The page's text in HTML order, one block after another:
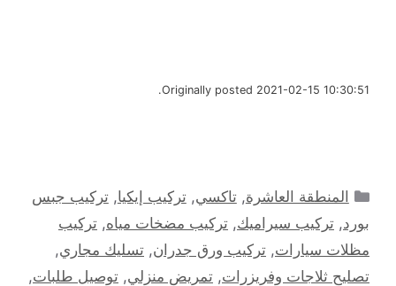
Originally posted 2021-02-15 10:30:51.
التصنيفات
المنطقة العاشرة,تاكسي,تركيب إيكيا,تركيب جبس
بورد, تركيب سيراميك, تركيب مضخات مياه, تركيب
مظلات سيارات, تركيب ورق جدران, تسليك مجاري,
تصليح ثلاجات وفريزرات, تمريض منزلي, توصيل طلبات,